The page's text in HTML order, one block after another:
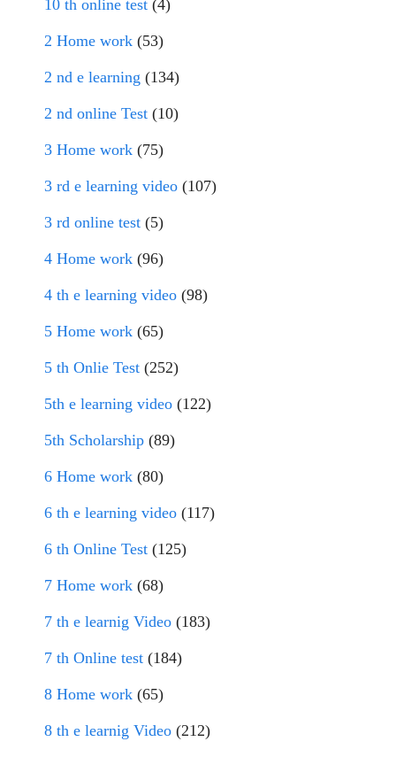
10 th online test (4)
2 Home work (53)
2 nd e learning (134)
2 nd online Test (10)
3 Home work (75)
3 rd e learning video (107)
3 rd online test (5)
4 Home work (96)
4 th e learning video (98)
5 Home work (65)
5 th Onlie Test (252)
5th e learning video (122)
5th Scholarship (89)
6 Home work (80)
6 th e learning video (117)
6 th Online Test (125)
7 Home work (68)
7 th e learnig Video (183)
7 th Online test (184)
8 Home work (65)
8 th e learnig Video (212)